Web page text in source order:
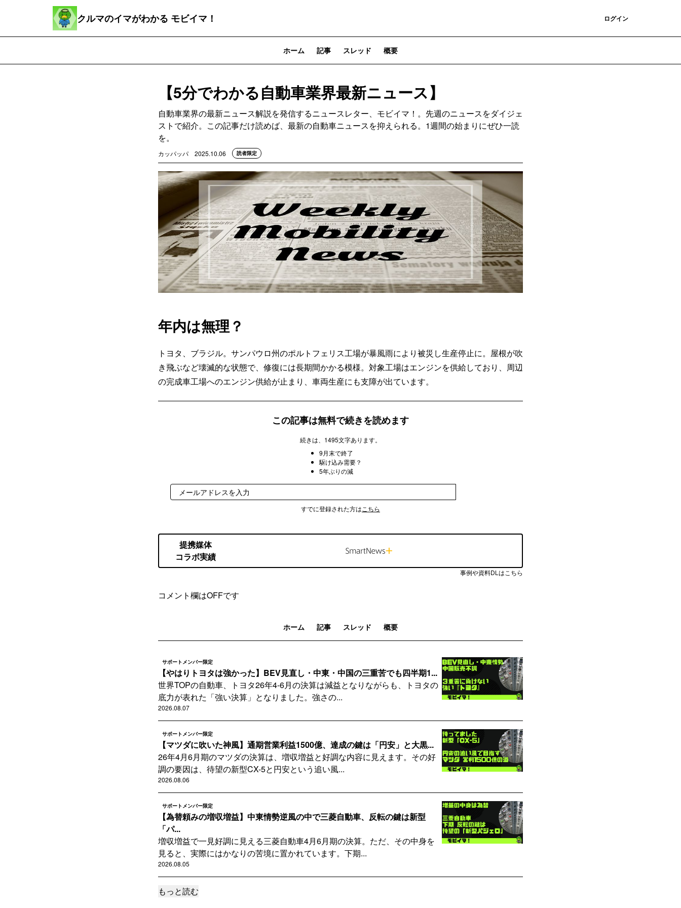
クルマのイマがわかる モビイマ！ ログイン
ホーム 記事 スレッド 概要
【5分でわかる自動車業界最新ニュース】
自動車業界の最新ニュース解説を発信するニュースレター、モビイマ！。先週のニュースをダイジェ
ストで紹介。この記事だけ読めば、最新の自動車ニュースを抑えられる。1週間の始まりにぜひ一読
を。
カッパッパ 2025.10.06 読者限定
年内は無理？
トヨタ、ブラジル。サンパウロ州のポルトフェリス工場が暴風雨により被災し生産停止に。屋根が吹
き飛ぶなど壊滅的な状態で、修復には長期間かかる模様。対象工場はエンジンを供給しており、周辺
の完成車工場へのエンジン供給が止まり、車両生産にも支障が出ています。
この記事は無料で続きを読めます
続きは、1495文字あります。
9月末で終了
駆け込み需要？
5年ぶりの減
すでに登録された方は こちら
提携媒体
コラボ実績
事例や資料DLはこちら
コメント欄はOFFです
ホーム 記事 スレッド 概要
サポートメンバー限定
【やはりトヨタは強かった】BEV見直し・中東・中国の三重苦でも四半期1...
世界TOPの自動車、トヨタ26年4-6月の決算は減益となりながらも、トヨタの
底力が表れた「強い決算」となりました。強さの...
2026.08.07
サポートメンバー限定
【マツダに吹いた神風】通期営業利益1500億、達成の鍵は「円安」と大黒...
26年4月6月期のマツダの決算は、増収増益と好調な内容に見えます。その好
調の要因は、待望の新型CX-5と円安という追い風...
2026.08.06
サポートメンバー限定
【為替頼みの増収増益】中東情勢逆風の中で三菱自動車、反転の鍵は新型
「パ...
増収増益で一見好調に見える三菱自動車4月6月期の決算。ただ、その中身を
見ると、実際にはかなりの苦境に置かれています。下期...
2026.08.05
サポートメンバー限定
もっと読む